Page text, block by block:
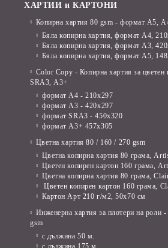
ХАРТИИ и КАРТОНИ
Копирна хартия 80 gsm - формат А5,
Бяла копирна хартия, формат А4,
Бяла копирна хартия, формат А3,
Бяла копирна хартия, формат А5,
Color Copy - Копирна хартия за
SRA3, А3+
формат А4 - 210x297
формат А3 - 420x297
формат SRA3 - 450x320
формат А3+ 457x305
Цветна хартия 80 / 160 / 270 gsm
Цветна копирна хартия 80 грама,
Цветен копирен картон 160 грама,
Цветна копирна хартия 80 грама,
Цветен копирен картон 160 грама,
Картон Арт 210 г/м2, 50х70 см
Инженерна хартия за плотери на роли
gsm
с дължина 50 м.